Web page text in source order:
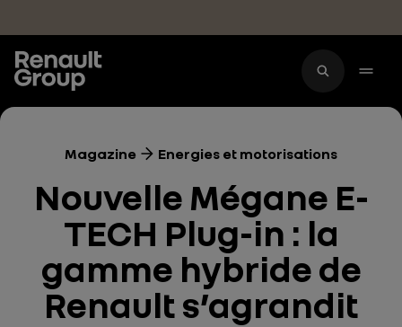
Magazine Energies et motorisations
Nouvelle Mégane E-
TECH Plug-in : la
gamme hybride de
Renault s’agrandit